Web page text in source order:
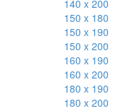
140 x 200
150 x 180
150 x 190
150 x 200
160 x 190
160 x 200
180 x 190
180 x 200